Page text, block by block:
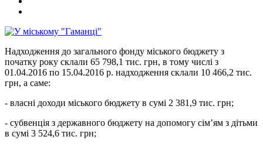
Надходження до загального фонду міського бюджету з
початку року склали 65 798,1 тис. грн, в тому числі з
01.04.2016 по 15.04.2016 р. надходження склали 10 466,2 тис.
грн, а саме:
- власні доходи міського бюджету в сумі 2 381,9 тис. грн;
- субвенція з державного бюджету на допомогу сім’ям з дітьми
в сумі 3 524,6 тис. грн;